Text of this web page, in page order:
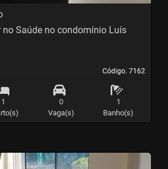
Código. 7162
Código. 7162
no Saúde no condomínio Luís
1
0
Vaga(s)
1
Banho(s)